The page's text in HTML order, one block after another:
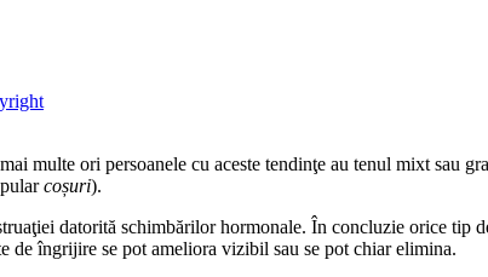
multe ori persoanele cu aceste tendinţe au tenul mixt sau
coșuri).
datorită schimbărilor hormonale. În concluzie orice tip
de îngrijire se pot ameliora vizibil sau se pot chiar elimina.